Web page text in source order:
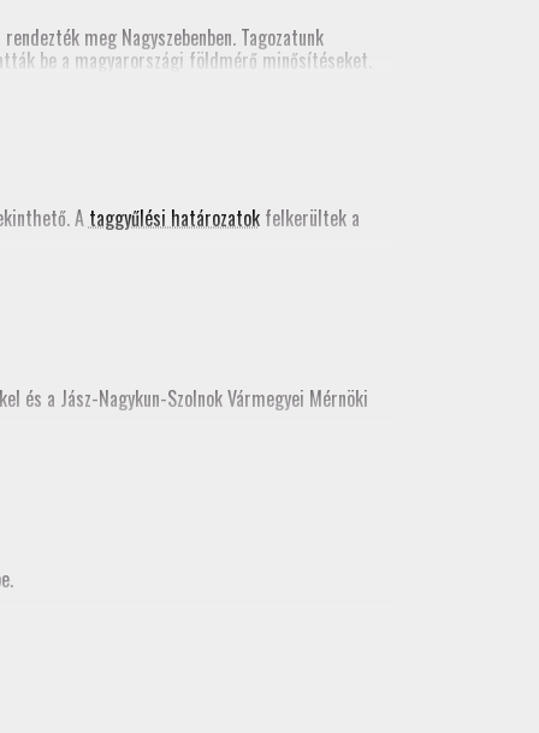
meg Nagyszebenben. Tagozatunk
be a magyarországi földmérő minősítéseket.
A taggyűlési határozatokfelkerültek a
és a Jász-Nagykun-Szolnok Vármegyei Mérnöki